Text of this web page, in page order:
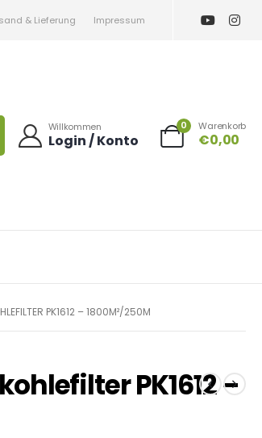
& Lieferung Impressum
Willkommen
Login / Konto
0 Warenkorb
€0,00
PK1612 – 1800M²/250M
PK1612 –